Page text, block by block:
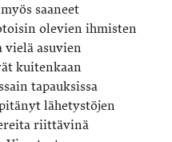
saaneet
olevien ihmisten
vielä asuvien
kuitenkaan
tapauksissa
lähetystöjen
riittävinä